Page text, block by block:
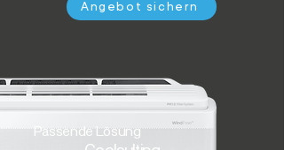
Angebot sichern
Passende Lösung